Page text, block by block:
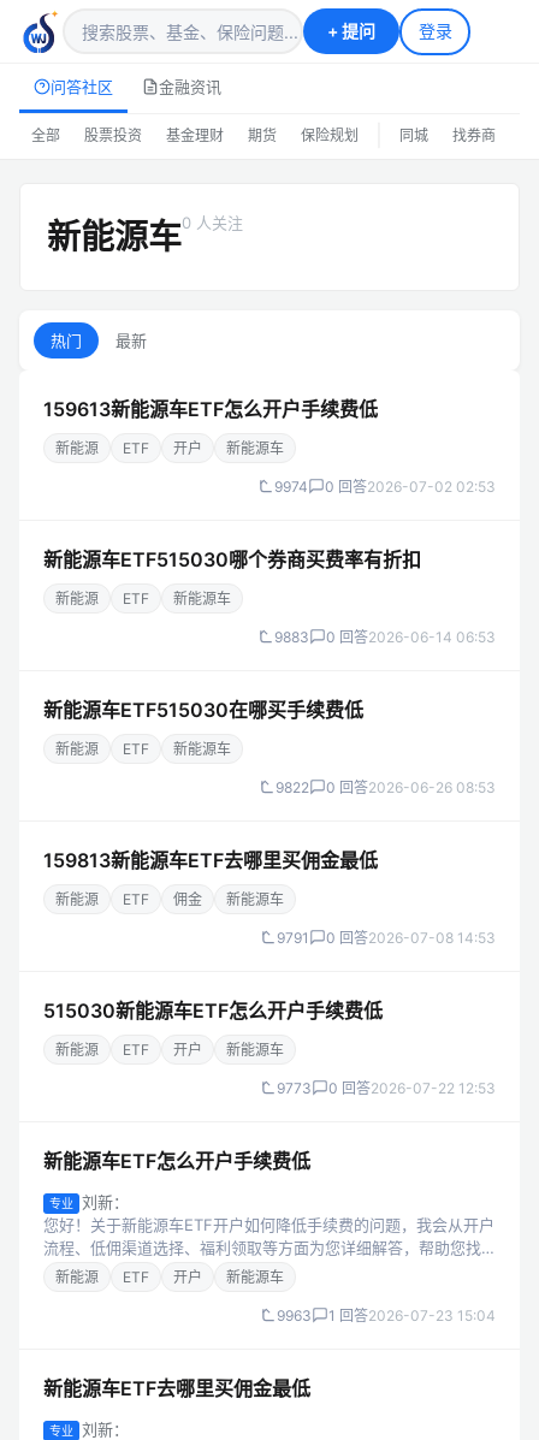
+提问 登录
问答社区 金融资讯
全部 股票投资 基金理财 期货 保险规划 同城 找券商
新能源车0 人关注
热门 最新
159613新能源车ETF怎么开户手续费低
新能源 ETF 开户 新能源车
9974 0 回答2026-07-02 02:53
新能源车ETF515030哪个券商买费率有折扣
新能源 ETF 新能源车
9883 0 回答2026-06-14 06:53
新能源车ETF515030在哪买手续费低
新能源 ETF 新能源车
9822 0 回答2026-06-26 08:53
159813新能源车ETF去哪里买佣金最低
新能源 ETF 佣金 新能源车
9791 0 回答2026-07-08 14:53
515030新能源车ETF怎么开户手续费低
新能源 ETF 开户 新能源车
9773 0 回答2026-07-22 12:53
新能源车ETF怎么开户手续费低
专业
刘新：
您好！关于新能源车ETF开户如何降低手续费的问题，我会从开户
流程、低佣渠道选择、福利领取等方面为您详细解答，帮助您找
到最适合的开户方式。 一、新能源车ETF开户的基本流程 新能源
新能源 ETF 开户 新能源车
9963 1 回答2026-07-23 15:04
新能源车ETF去哪里买佣金最低
专业
刘新：